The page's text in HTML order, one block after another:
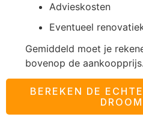
Advieskosten
Eventueel
Gemiddeld moet je
bovenop de aankoopprijs.
BEREKEN DE